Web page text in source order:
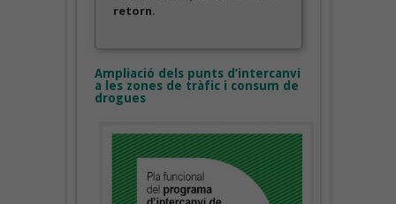
retorn.
Ampliació dels punts d’intercanvi
a les zones de tràfic i consum de
drogues